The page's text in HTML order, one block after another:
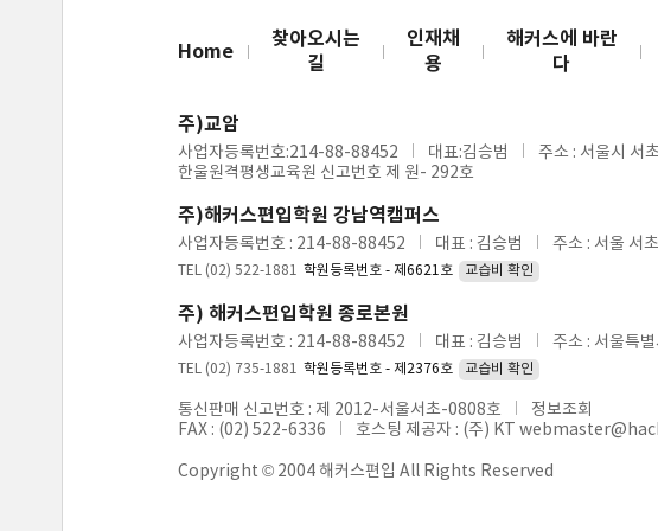
Home
찾아오시는
길
인재채
용
해커스에 바란
다
주)교암
사업자등록번호:214-88-88452 대표:김승범
주소 : 서울시 서
한울원격평생교육원 신고번호 제 원- 292호
주)해커스편입학원 강남역캠퍼스
사업자등록번호 : 214-88-88452 대표 : 김승범 주소 : 서울 서
TEL (02) 522-1881 학원등록번호 - 제6621호 교습비 확인
주) 해커스편입학원 종로본원
사업자등록번호 : 214-88-88452 대표 : 김승범 주소 : 서울특
TEL (02) 735-1881 학원등록번호 - 제2376호 교습비 확인
통신판매 신고번호 : 제 2012-서울서초-0808호
정보조회
FAX : (02) 522-6336
호스팅 제공자 : (주) KT
Copyright © 2004 해커스편입 All Rights Reserved